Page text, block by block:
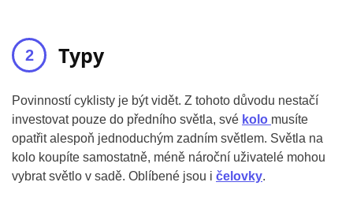
Typy
Povinností cyklisty je být vidět. Z tohoto důvodu nestačí
investovat pouze do předního světla, své kolo musíte
opatřit alespoň jednoduchým zadním světlem. Světla na
kolo koupíte samostatně, méně nároční uživatelé mohou
vybrat světlo v sadě. Oblíbené jsou i čelovky.